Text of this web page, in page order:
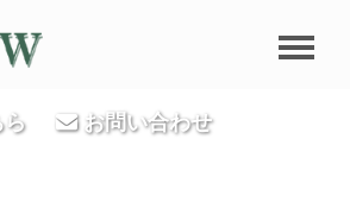
お問い合わせ